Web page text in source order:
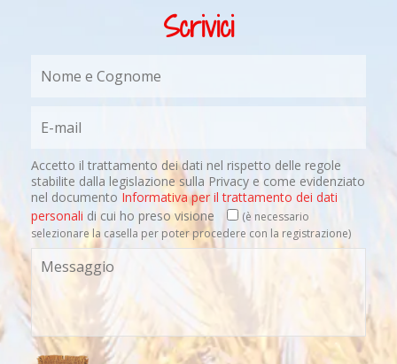
Scrivici
Accetto il trattamento dei dati nel rispetto delle regole
stabilite dalla legislazione sulla Privacy e come evidenziato
nel documento Informativa per il trattamento dei dati
personali di cui ho preso visione
(è necessario
selezionare la casella per poter procedere con la registrazione)